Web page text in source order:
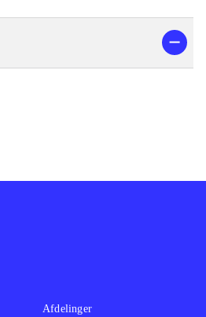
Afdelinger